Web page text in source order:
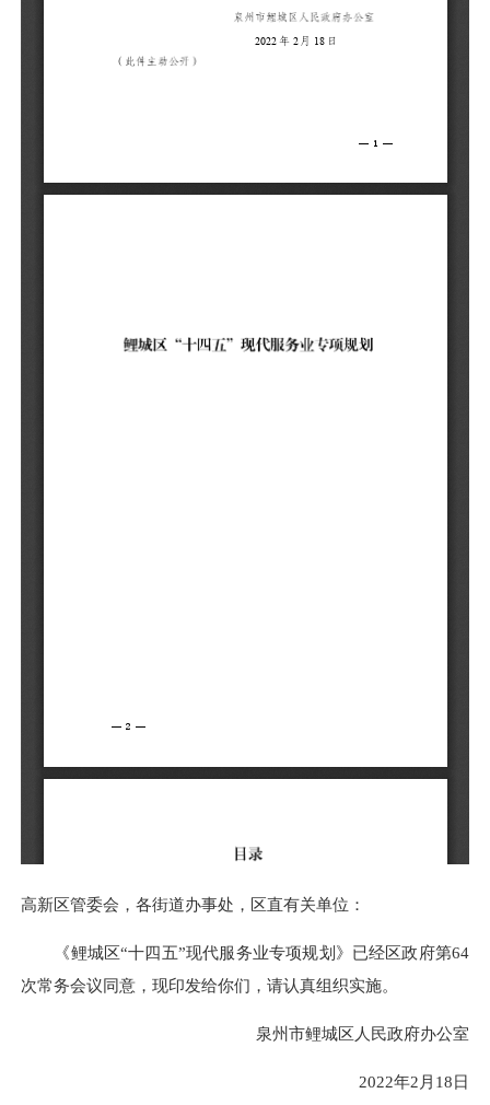
高新区管委会，各街道办事处，区直有关单位：
《鲤城区“十四五”现代服务业专项规划》已经区政府第64
次常务会议同意，现印发给你们，请认真组织实施。
泉州市鲤城区人民政府办公室
2022年2月18日